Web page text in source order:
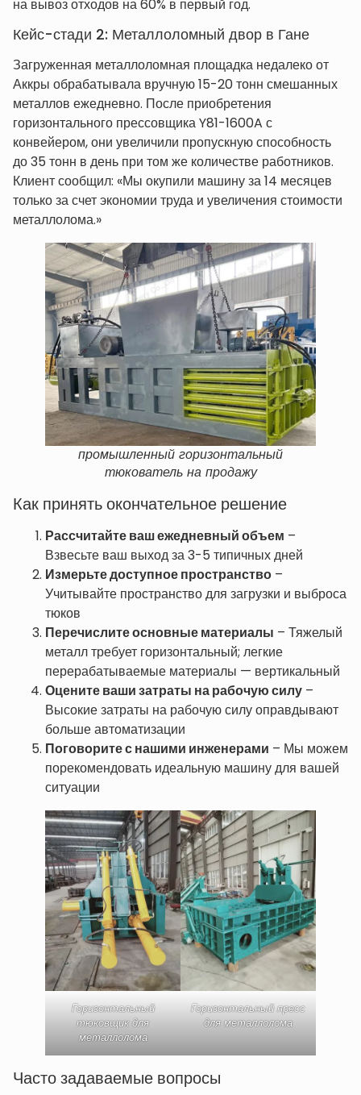
на вывоз отходов на 60% в первый год.
Кейс-стади 2: Металлоломный двор в Гане
Загруженная металлоломная площадка недалеко от
Аккры обрабатывала вручную 15-20 тонн смешанных
металлов ежедневно. После приобретения
горизонтального прессовщика Y81-1600A с
конвейером, они увеличили пропускную способность
до 35 тонн в день при том же количестве работников.
Клиент сообщил: «Мы окупили машину за 14 месяцев
только за счет экономии труда и увеличения стоимости
металлолома.»
промышленный горизонтальный
тюкователь на продажу
Как принять окончательное решение
Рассчитайте ваш ежедневный объем –
Взвесьте ваш выход за 3-5 типичных дней
Измерьте доступное пространство –
Учитывайте пространство для загрузки и выброса
тюков
Перечислите основные материалы – Тяжелый
металл требует горизонтальный; легкие
перерабатываемые материалы — вертикальный
Оцените ваши затраты на рабочую силу –
Высокие затраты на рабочую силу оправдывают
больше автоматизации
Поговорите с нашими инженерами – Мы можем
порекомендовать идеальную машину для вашей
ситуации
Горизонтальный
тюковщик для
металлолома
Горизонтальный пресс
для металлолома
Часто задаваемые вопросы